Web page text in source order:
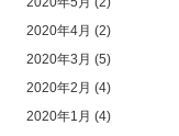
2020年4月 (2)
2020年3月 (5)
2020年2月 (4)
2020年1月 (4)